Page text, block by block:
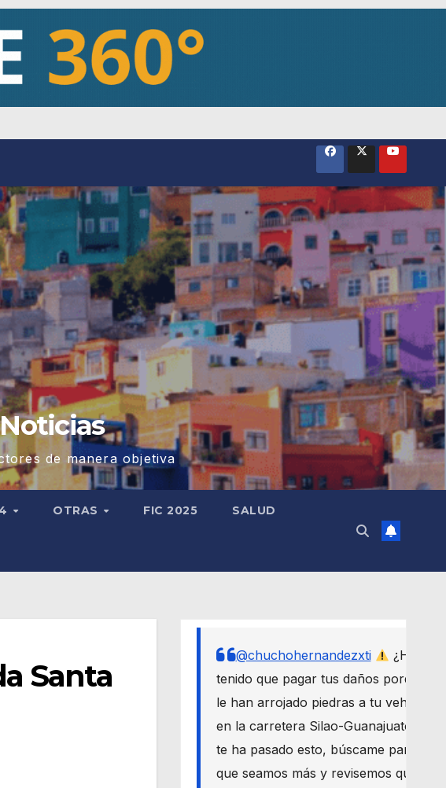
de manera objetiva
OTRAS FIC 2025 SALUD
Santa
@chuchohernandezxti
¿Has
tenido que pagar tus daños porque
le han arrojado piedras a tu vehículo
en la carretera Silao-Guanajuato? Si
te ha pasado esto, búscame para
que seamos más y revisemos qué